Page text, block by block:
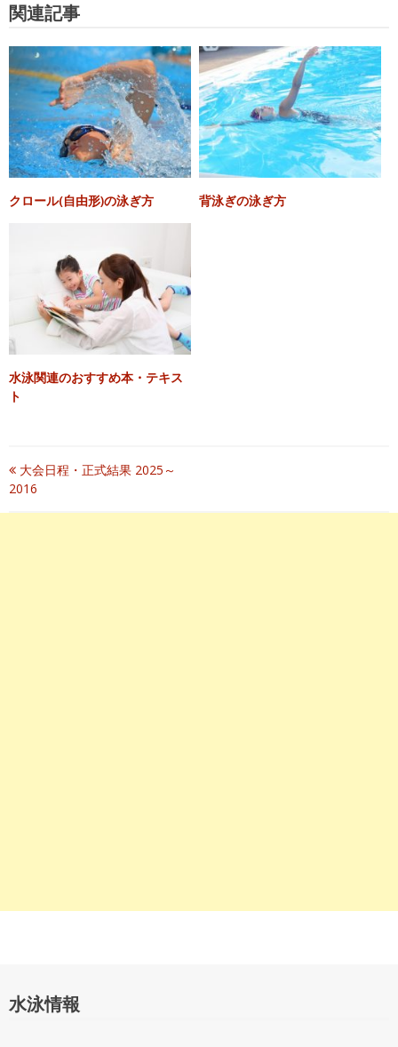
関連記事
クロール(自由形)の泳ぎ方 背泳ぎの泳ぎ方
水泳関連のおすすめ本・テキス
ト
投
稿
大会日程・正式結果 2025～
2016
水泳情報